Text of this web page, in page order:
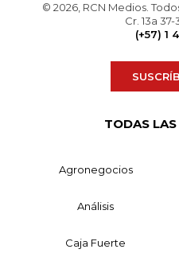
© 2026, RCN Medios.
Cr. 13a
(+57) 1
TODAS
Agronegocios
Análisis
Caja Fuerte